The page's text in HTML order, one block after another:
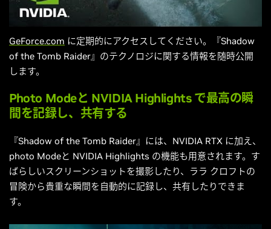
GeForce.com に定期的にアクセスしてください。『Shadow
of the Tomb Raider』のテクノロジに関する情報を随時公開
します。
Photo Modeと NVIDIA Highlights で最高の瞬
間を記録し、共有する
『Shadow of the Tomb Raider』には、NVIDIA RTX に加え、
photo Modeと NVIDIA Highlights の機能も用意されます。す
ばらしいスクリーンショットを撮影したり、ララ クロフトの
冒険から貴重な瞬間を自動的に記録し、共有したりできま
す。